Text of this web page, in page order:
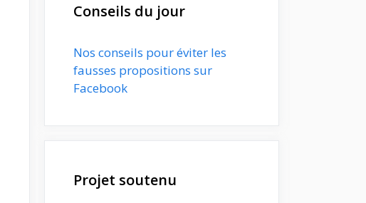
Conseils du jour
Nos conseils pour éviter les
fausses propositions sur
Facebook
Projet soutenu